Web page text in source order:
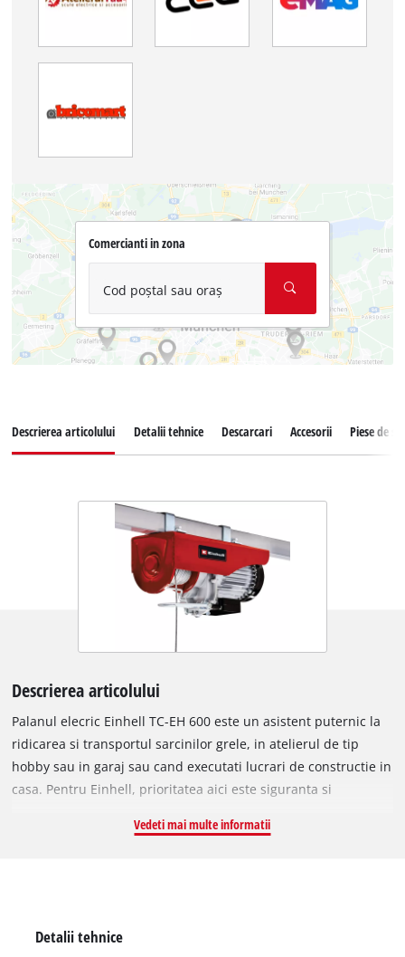
Comercianti in zona
Cod poștal sau oraș
Descrierea articolului Detalii tehnice Descarcari Accesorii Piese de
Descrierea articolului
Palanul elecric Einhell TC-EH 600 este un asistent puternic la
ridicarea si transportul sarcinilor grele, in atelierul de tip
hobby sau in garaj sau cand executati lucrari de constructie in
casa. Pentru Einhell, prioritatea aici este siguranta si
de 18 metri, cu functie anti-rasucire (diametru de 6 milimetri),
kilograme, inaltimea de ridicare creste la noua metri iar viteza
Vedeti mai multe informatii
Detalii tehnice